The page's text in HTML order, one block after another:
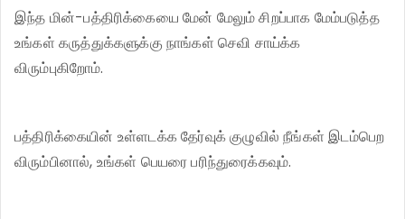
இந்த மின்-பத்திரிக்கையை மேன் மேலும் சிறப்பாக மேம்படுத்த
உங்கள் கருத்துக்களுக்கு நாங்கள் செவி சாய்க்க
விரும்புகிறோம்.
பத்திரிக்கையின் உள்ளடக்க தேர்வுக் குழுவில் நீங்கள் இடம்பெற
விரும்பினால், உங்கள் பெயரை பரிந்துரைக்கவும்.